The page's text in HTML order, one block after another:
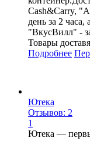
Cash&Carry,
день за 2
"ВкусВилл" -
Товары
Подробнее
Ютека
Отзывов: 2
1
Ютека —